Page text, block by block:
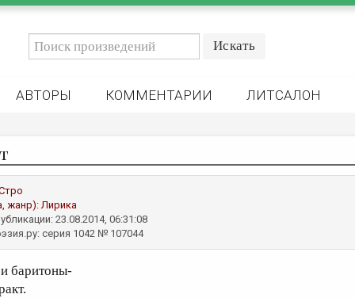
АВТОРЫ КОММЕНТАРИИ ЛИТСАЛОН
жанр):Лирика
23.08.2014, 06:31:08
серия 1042 № 107044
баритоны-